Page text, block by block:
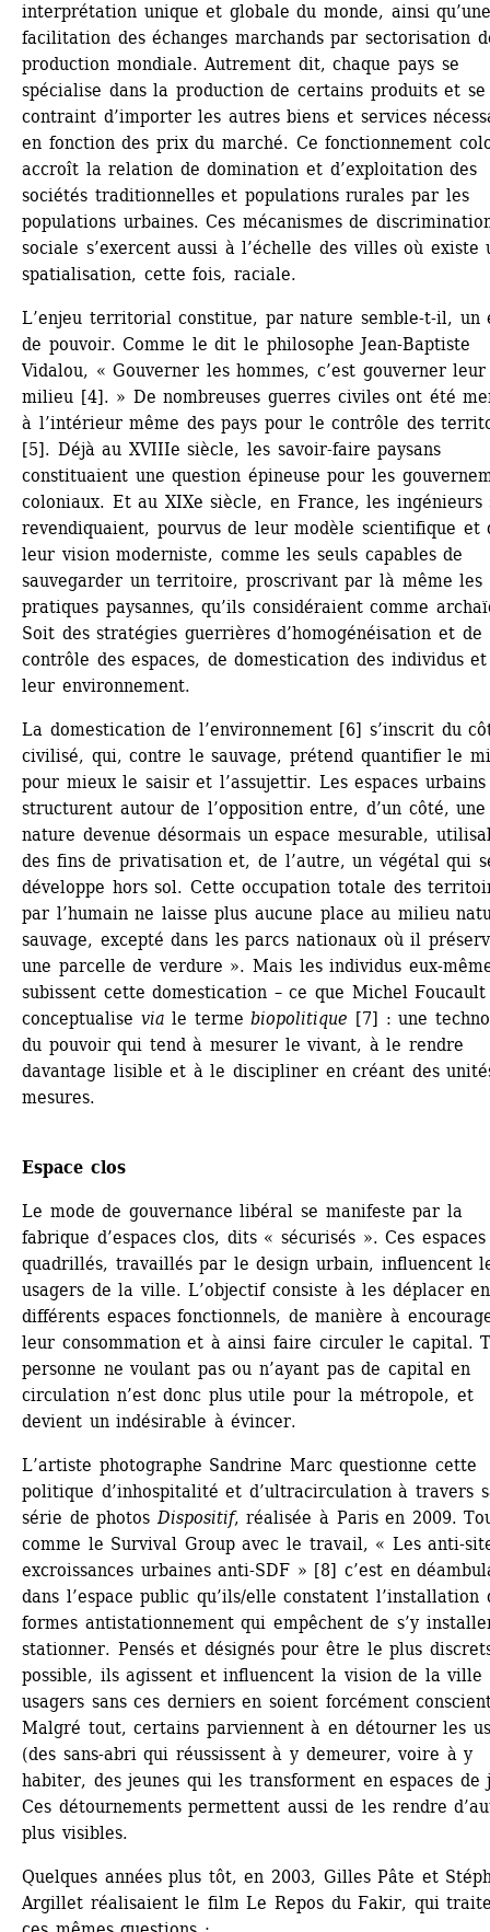
interprétation unique et globale du monde, ainsi
facilitation des échanges marchands par sectorisation
production mondiale. Autrement dit, chaque pays se
spécialise dans la production de certains produits et
contraint d’importer les autres biens et services
en fonction des prix du marché. Ce fonctionnement
accroît la relation de domination et d’exploitation des
sociétés traditionnelles et populations rurales par les
populations urbaines. Ces mécanismes de
sociale s’exercent aussi à l’échelle des villes où existe
spatialisation, cette fois, raciale.
L’enjeu territorial constitue, par nature semble-t-il, un
de pouvoir. Comme le dit le philosophe Jean-Baptiste
Vidalou, « Gouverner les hommes, c’est gouverner leur
milieu [4]. » De nombreuses guerres civiles ont été
à l’intérieur même des pays pour le contrôle des
[5]. Déjà au XVIIIe siècle, les savoir-faire paysans
constituaient une question épineuse pour les
coloniaux. Et au XIXe siècle, en France, les ingénieurs
revendiquaient, pourvus de leur modèle scientifique et
leur vision moderniste, comme les seuls capables de
sauvegarder un territoire, proscrivant par là même les
pratiques paysannes, qu’ils considéraient comme
Soit des stratégies guerrières d’homogénéisation et de
contrôle des espaces, de domestication des individus
leur environnement.
La domestication de l’environnement [6] s’inscrit du
civilisé, qui, contre le sauvage, prétend quantifier le
pour mieux le saisir et l’assujettir. Les espaces urbains
structurent autour de l’opposition entre, d’un côté, une
nature devenue désormais un espace mesurable,
des fins de privatisation et, de l’autre, un végétal qui
développe hors sol. Cette occupation totale des
par l’humain ne laisse plus aucune place au milieu
sauvage, excepté dans les parcs nationaux où il
une parcelle de verdure ». Mais les individus eux-
subissent cette domestication – ce que Michel Foucault
conceptualise via le terme biopolitique [7] : une
du pouvoir qui tend à mesurer le vivant, à le rendre
davantage lisible et à le discipliner en créant des
mesures.
Espace clos
Le mode de gouvernance libéral se manifeste par la
fabrique d’espaces clos, dits « sécurisés ». Ces espaces
quadrillés, travaillés par le design urbain, influencent
usagers de la ville. L’objectif consiste à les déplacer
différents espaces fonctionnels, de manière à
leur consommation et à ainsi faire circuler le capital.
personne ne voulant pas ou n’ayant pas de capital en
circulation n’est donc plus utile pour la métropole, et
devient un indésirable à évincer.
L’artiste photographe Sandrine Marc questionne cette
politique d’inhospitalité et d’ultracirculation à travers
série de photos Dispositif, réalisée à Paris en 2009.
comme le Survival Group avec le travail, « Les anti-
excroissances urbaines anti-SDF » [8] c’est en
dans l’espace public qu’ils/elle constatent l’installation
formes antistationnement qui empêchent de s’y
stationner. Pensés et désignés pour être le plus
possible, ils agissent et influencent la vision de la ville
usagers sans ces derniers en soient forcément
Malgré tout, certains parviennent à en détourner les
(des sans-abri qui réussissent à y demeurer, voire à y
habiter, des jeunes qui les transforment en espaces de
Ces détournements permettent aussi de les rendre
plus visibles.
Quelques années plus tôt, en 2003, Gilles Pâte et
Argillet réalisaient le film Le Repos du Fakir, qui